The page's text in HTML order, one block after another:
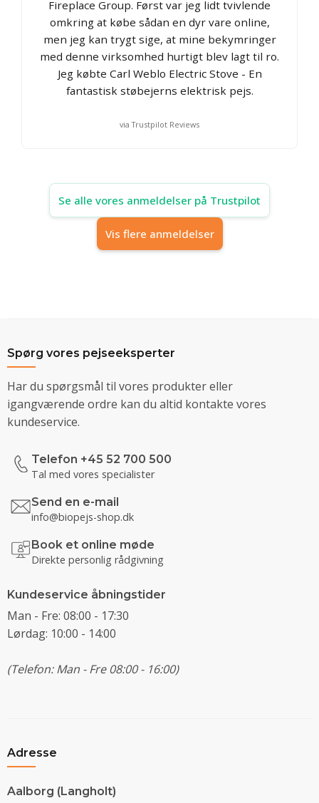
Fireplace Group. Først var jeg lidt tvivlende
omkring at købe sådan en dyr vare online,
men jeg kan trygt sige, at mine bekymringer
med denne virksomhed hurtigt blev lagt til ro.
Jeg købte Carl Weblo Electric Stove - En
fantastisk støbejerns elektrisk pejs.
via Trustpilot Reviews
Se alle vores anmeldelser på Trustpilot
Vis flere anmeldelser
Spørg vores pejseeksperter
Har du spørgsmål til vores produkter eller
igangværende ordre kan du altid kontakte vores
kundeservice.
Telefon +45 52 700 500
Tal med vores specialister
Send en e-mail
info@biopejs-shop.dk
Book et online møde
Direkte personlig rådgivning
Kundeservice åbningstider
Man - Fre: 08:00 - 17:30
Lørdag: 10:00 - 14:00
(Telefon: Man - Fre 08:00 - 16:00)
Adresse
Aalborg (Langholt)